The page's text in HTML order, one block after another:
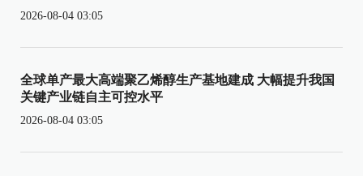
2026-08-04 03:05
全球单产最大高端聚乙烯醇生产基地建成 大幅提升我国
关键产业链自主可控水平
2026-08-04 03:05